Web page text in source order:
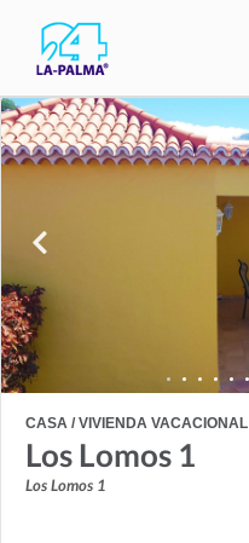
CASA / VIVIENDA VACACIONAL
Los Lomos 1
Los Lomos 1